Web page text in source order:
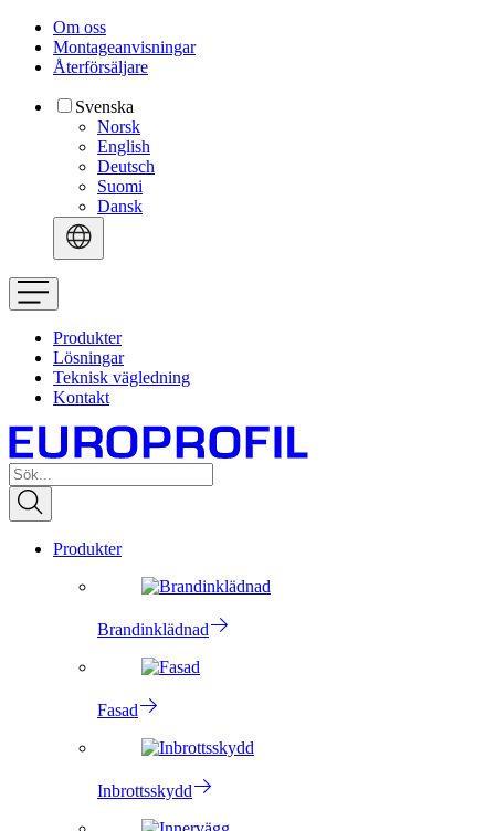
Om oss
Montageanvisningar
Återförsäljare
Svenska
Norsk
English
Deutsch
Suomi
Dansk
Produkter
Lösningar
Teknisk vägledning
Kontakt
Produkter
Brandinklädnad
Fasad
Inbrottsskydd